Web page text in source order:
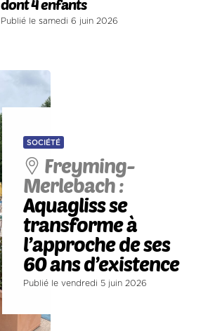
dont 4 enfants
Publié le samedi 6 juin 2026
SOCIÉTÉ
Freyming-
Merlebach :
Aquagliss se
transforme à
l’approche de ses
60 ans d’existence
Publié le vendredi 5 juin 2026